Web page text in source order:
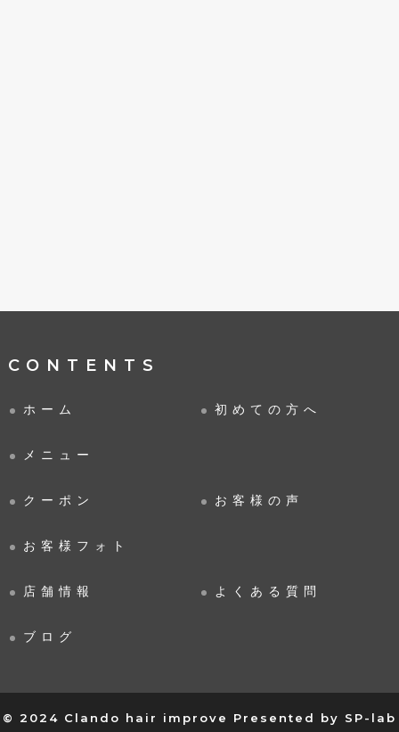
CONTENTS
ホーム 初めての方へ
メニュー
クーポン お客様の声
お客様フォト
店舗情報 よくある質問
ブログ
© 2024 Clando hair improve Presented by SP-lab